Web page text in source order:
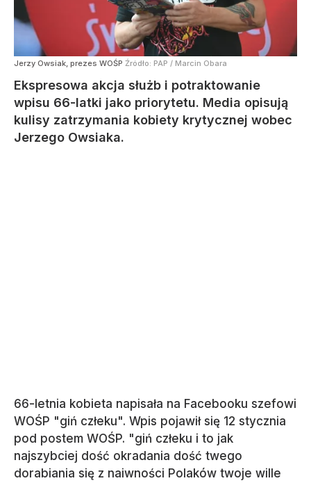
Jerzy Owsiak, prezes WOŚP Źródło: PAP / Marcin Obara
Ekspresowa akcja służb i potraktowanie
wpisu 66-latki jako priorytetu. Media opisują
kulisy zatrzymania kobiety krytycznej wobec
Jerzego Owsiaka.
66-letnia kobieta napisała na Facebooku szefowi
WOŚP "giń człeku". Wpis pojawił się 12 stycznia
pod postem WOŚP. "giń człeku i to jak
najszybciej dość okradania dość twego
dorabiania się z naiwności Polaków twoje wille